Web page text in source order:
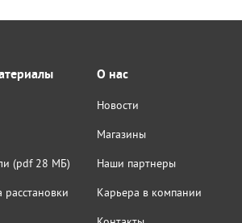
(pdf 28 МБ)
О нас
Новости
Магазины
Наши партнеры
Карьера в компании